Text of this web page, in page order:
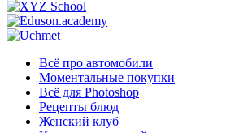
Всё про автомобили
Моментальные покупки
Всё для Photoshop
Рецепты блюд
Женский клуб